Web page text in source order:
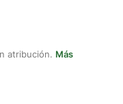
atribución. Más